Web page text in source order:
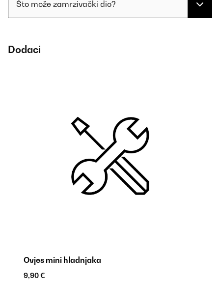
Što može zamrzivački dio?
Dodaci
Ovjes mini hladnjaka
9,90 €